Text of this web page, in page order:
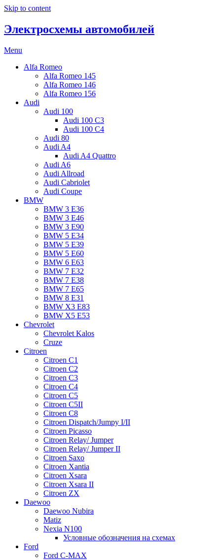
Skip to content
Электросхемы автомобилей
Menu
Alfa Romeo
Alfa Romeo 145
Alfa Romeo 146
Alfa Romeo 156
Audi
Audi 100
Audi 100 C3
Audi 100 C4
Audi 80
Audi A4
Audi A4 Quattro
Audi A6
Audi Allroad
Audi Cabriolet
Audi Coupe
BMW
BMW 3 E36
BMW 3 E46
BMW 3 E90
BMW 5 E34
BMW 5 E39
BMW 5 E60
BMW 6 Е63
BMW 7 Е32
BMW 7 Е38
BMW 7 Е65
BMW 8 Е31
BMW X3 E83
BMW X5 E53
Chevrolet
Chevrolet Kalos
Cruze
Citroen
Citroen C1
Citroen C2
Citroen C3
Citroen C4
Citroen C5
Citroen C5II
Citroen C8
Citroen Dispatch/Jumpy I/II
Citroen Picasso
Citroen Relay/ Jumper
Citroen Relay/ Jumper II
Citroen Saxo
Citroen Xantia
Citroen Xsara
Citroen Xsara II
Citroen ZX
Daewoo
Daewoo Nubira
Matiz
Nexia N100
Условные обозначения на схемах
Ford
Ford C-MAX